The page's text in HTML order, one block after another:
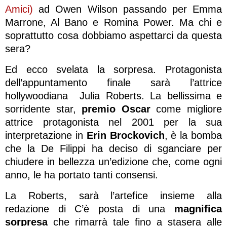
Amici) ad Owen Wilson passando per Emma
Marrone, Al Bano e Romina Power. Ma chi e
soprattutto cosa dobbiamo aspettarci da questa
sera?
Ed ecco svelata la sorpresa. Protagonista
dell’appuntamento finale sarà l’attrice
hollywoodiana Julia Roberts. La bellissima e
sorridente star, premio Oscarcome migliore
attrice protagonista nel 2001 per la sua
interpretazione in Erin Brockovich, è la bomba
che la De Filippi ha deciso di sganciare per
chiudere in bellezza un’edizione che, come ogni
anno, le ha portato tanti consensi.
La Roberts, sarà l’artefice insieme alla
redazione di C’è posta di una magnifica
sorpresache rimarrà tale fino a stasera alle